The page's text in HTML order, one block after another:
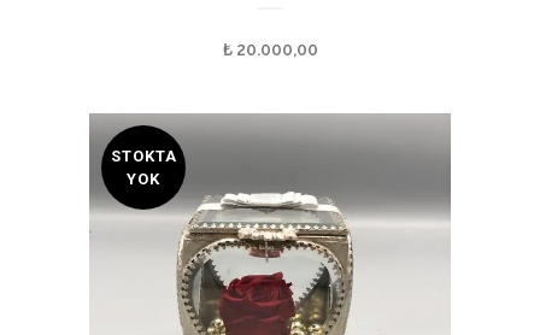
₺20.000,00
STOKTA
YOK